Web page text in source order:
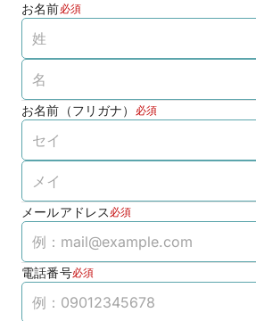
お名前必須
お名前（フリガナ） 必須
メールアドレス 必須
電話番号必須